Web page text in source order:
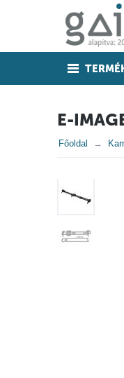
E-
Főoldal